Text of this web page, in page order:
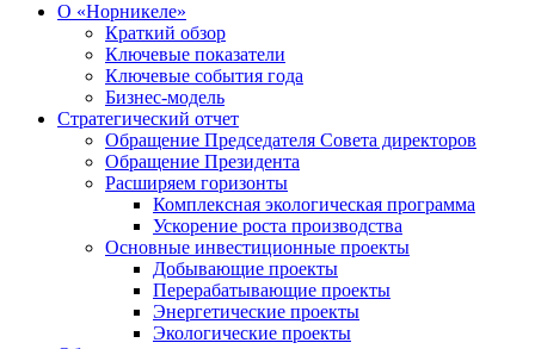
О «Норникеле»
Краткий обзор
Ключевые показатели
Ключевые события года
Бизнес-модель
Стратегический отчет
Обращение Председателя Совета директоров
Обращение Президента
Расширяем горизонты
Комплексная экологическая программа
Ускорение роста производства
Основные инвестиционные проекты
Добывающие проекты
Перерабатывающие проекты
Энергетические проекты
Экологические проекты